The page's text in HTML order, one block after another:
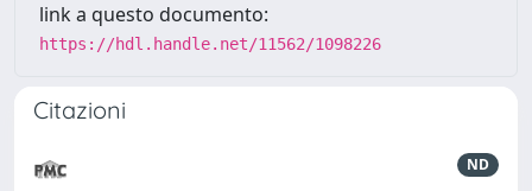
link a questo documento:
https://hdl.handle.net/11562/1098226
Citazioni
ND